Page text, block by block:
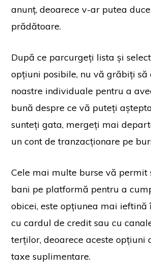
anunț, deoarece v-ar putea
prădătoare.
După ce parcurgeți lista și
opțiuni posibile, nu vă grăbiți
noastre individuale pentru a
bună despre ce vă puteți
sunteți gata, mergeți mai
un cont de tranzacționare pe
Cele mai multe burse vă permit
bani pe platformă pentru a
obicei, este opțiunea mai
cu cardul de credit sau cu
terților, deoarece aceste opțiuni
taxe suplimentare.